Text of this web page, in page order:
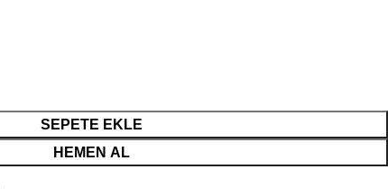
SEPETE EKLE
HEMEN AL